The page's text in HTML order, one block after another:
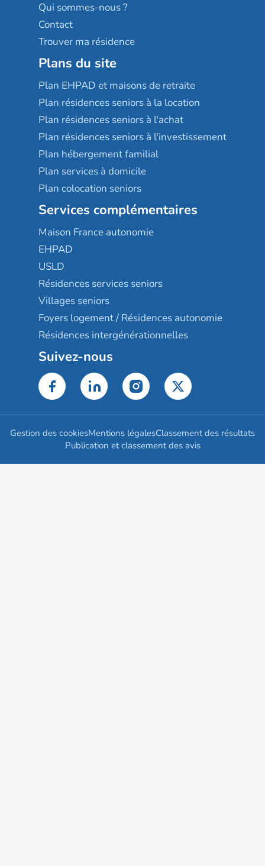
Qui sommes-nous ?
Contact
Trouver ma résidence
Plans du site
Plan EHPAD et maisons de retraite
Plan résidences seniors à la location
Plan résidences seniors à l'achat
Plan résidences seniors à l'investissement
Plan hébergement familial
Plan services à domicile
Plan colocation seniors
Services complémentaires
Maison France autonomie
EHPAD
USLD
Résidences services seniors
Villages seniors
Foyers logement / Résidences autonomie
Résidences intergénérationnelles
Suivez-nous
Gestion des cookiesMentions légalesClassement des résultats
Publication et classement des avis